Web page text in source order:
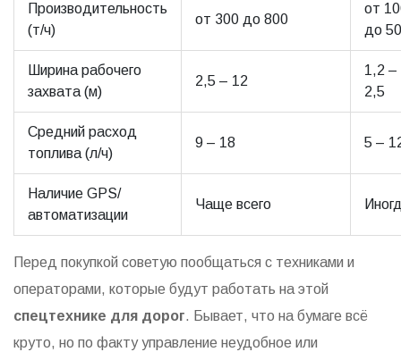
Производительность
(т/ч)
от 300 до 800
от
до
Ширина рабочего
захвата (м)
2,5 – 12
1,2 –
2,5
Средний расход
топлива (л/ч)
9 – 18 5 –
Наличие GPS/
автоматизации
Чаще всего
Перед покупкой советую пообщаться с техниками и
операторами, которые будут работать на этой
спецтехнике для дорог. Бывает, что на бумаге всё
круто, но по факту управление неудобное или